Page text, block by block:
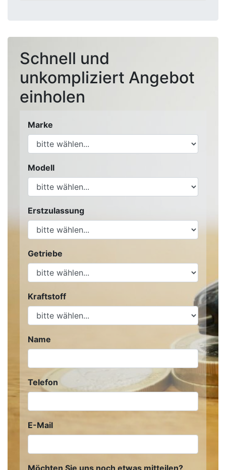
Schnell und
unkompliziert Angebot
einholen
Marke
Modell
Erstzulassung
Getriebe
Kraftstoff
Name
Telefon
E-Mail
Möchten Sie uns noch etwas mitteilen?